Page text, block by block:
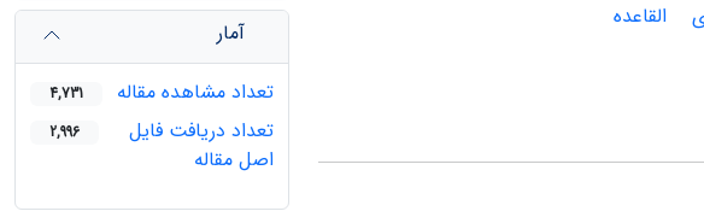
القاعده
آمار
تعداد مشاهده مقاله
4,731
تعداد دریافت فایل
اصل مقاله
2,996